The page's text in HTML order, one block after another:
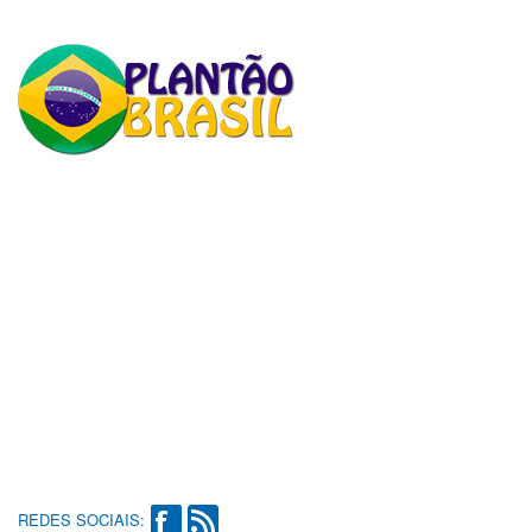
REDES SOCIAIS: